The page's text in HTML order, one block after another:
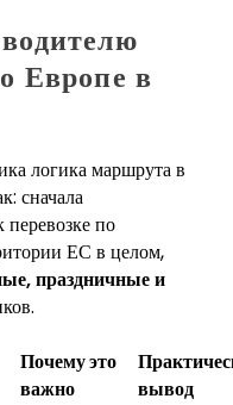
Европе в
логика маршрута в
сначала
перевозке по
ЕС в целом,
праздничные и
Почему это
важно
вывод